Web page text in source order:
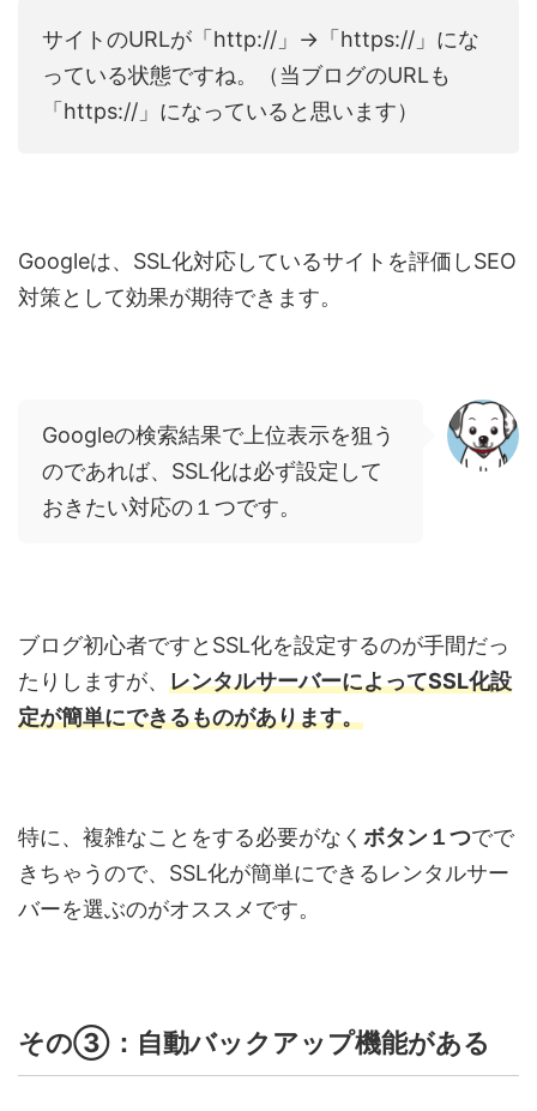
サイトのURLが「http://」→「https://」にな
っている状態ですね。（当ブログのURLも
「https://」になっていると思います）
Googleは、SSL化対応しているサイトを評価しSEO
対策として効果が期待できます。
Googleの検索結果で上位表示を狙う
のであれば、SSL化は必ず設定して
おきたい対応の１つです。
ブログ初心者ですとSSL化を設定するのが手間だっ
たりしますが、 レンタルサーバーによってSSL化設
定が簡単にできるものがあります。
特に、複雑なことをする必要がなく ボタン１つでで
きちゃうので、SSL化が簡単にできるレンタルサー
バーを選ぶのがオススメです。
その③：自動バックアップ機能がある